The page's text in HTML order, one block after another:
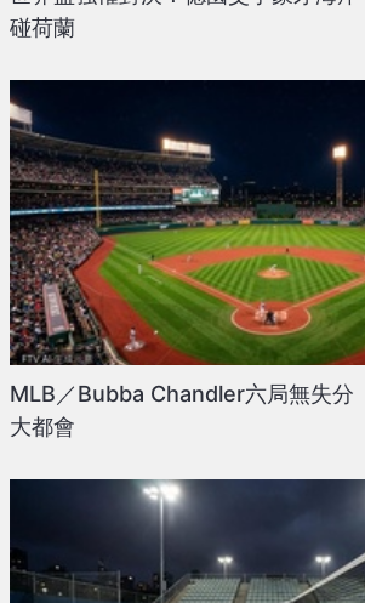
碰荷蘭
MLB／Bubba Chandler六局無失
大都會